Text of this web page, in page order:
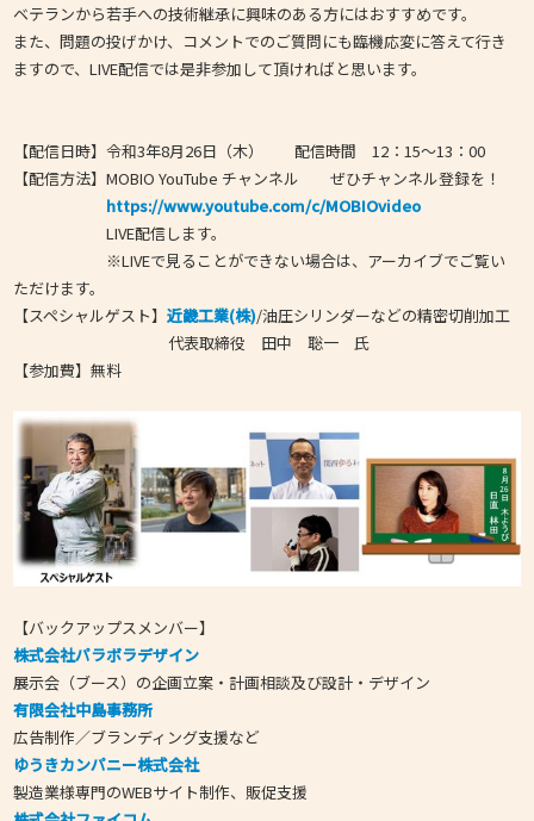
ベテランから若手への技術継承に興味のある方にはおすすめです。
また、問題の投げかけ、コメントでのご質問にも臨機応変に答えて行き
ますので、LIVE配信では是非参加して頂ければと思います。
【配信日時】令和3年8月26日（木） 配信時間 12：15～13：00
【配信方法】MOBIO YouTube チャンネル ぜひチャンネル登録を！
https://www.youtube.com/c/MOBIOvideo
LIVE配信します。
※LIVEで見ることができない場合は、アーカイブでご覧い
ただけます。
【スペシャルゲスト】近畿工業(株)/油圧シリンダーなどの精密切削加工
代表取締役 田中 聡一 氏
【参加費】無料
【バックアップスメンバー】
株式会社パラボラデザイン
展示会（ブース）の企画立案・計画相談及び設計・デザイン
有限会社中島事務所
広告制作／ブランディング支援など
ゆうきカンパニー株式会社
製造業様専門のWEBサイト制作、販促支援